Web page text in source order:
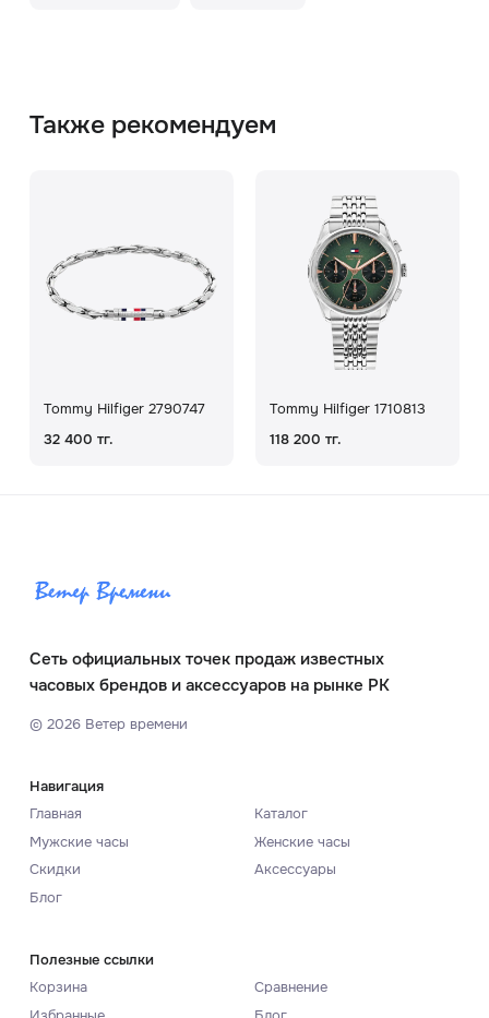
Также рекомендуем
Tommy Hilfiger 2790747
32 400 тг.
Tommy Hilfiger 1710813
118 200 тг.
Сеть официальных точек продаж известных
часовых брендов и аксессуаров на рынке РК
© 2026Ветер времени
Навигация
Главная
Каталог
Мужские часы
Женские часы
Скидки
Аксессуары
Блог
Полезные ссылки
Корзина
Сравнение